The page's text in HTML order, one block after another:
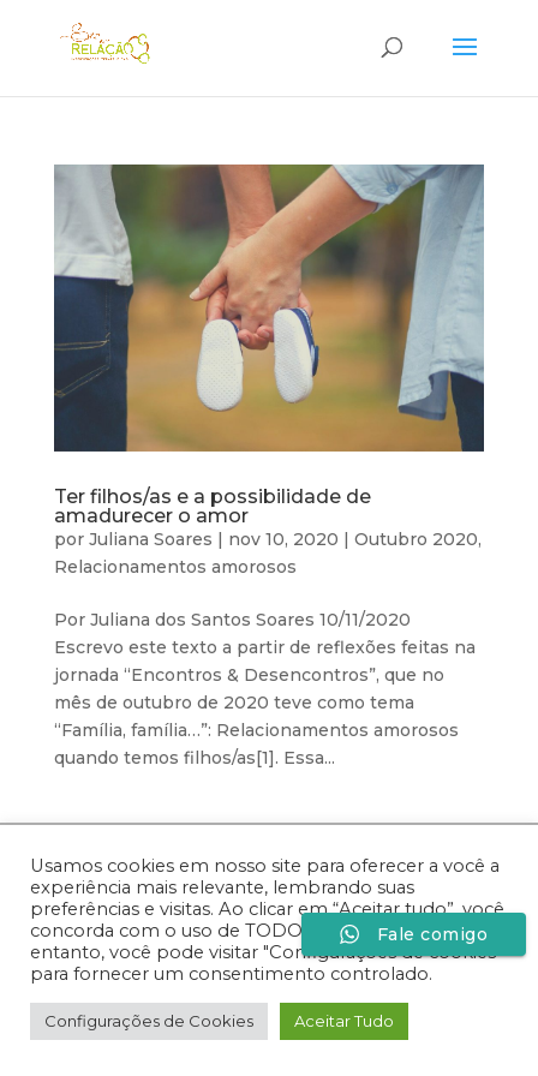
Ter filhos/as e a possibilidade de
amadurecer o amor
por Juliana Soares | nov 10, 2020 | Outubro 2020,
Relacionamentos amorosos
Por Juliana dos Santos Soares 10/11/2020
Escrevo este texto a partir de reflexões feitas na
jornada “Encontros & Desencontros”, que no
mês de outubro de 2020 teve como tema
“Família, família…”: Relacionamentos amorosos
quando temos filhos/as[1]. Essa...
Desenvolvido por
Especiaria Comunicação Sob
Medida
Usamos cookies em nosso site para oferecer a você a
experiência mais relevante, lembrando suas
preferências e visitas. Ao clicar em “Aceitar tudo”, você
concorda com o uso de TODOS os cookies. No
entanto, você pode visitar "Configurações de cookies"
para fornecer um consentimento controlado.
Configurações de Cookies Aceitar Tudo
Fale comigo